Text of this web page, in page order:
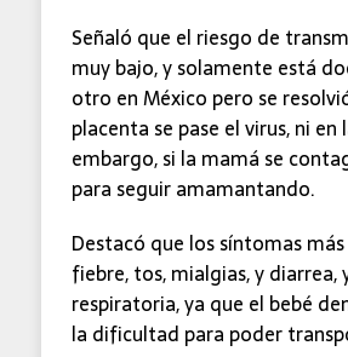
Señaló que el riesgo de
muy bajo, y solamente está
otro en México pero se
placenta se pase el virus, ni
embargo, si la mamá se
para seguir amamantando.
Destacó que los síntomas
fiebre, tos, mialgias, y diarrea,
respiratoria, ya que el bebé
la dificultad para poder